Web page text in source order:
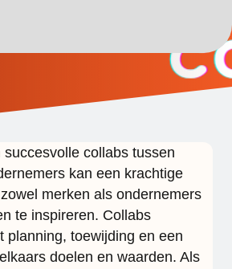
collabs tussen
kan een krachtige
merken als ondernemers
te inspireren. Collabs
planning, toewijding en een
doelen en waarden. Als